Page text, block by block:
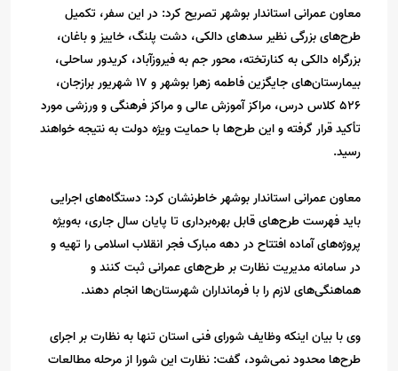
معاون عمرانی استاندار بوشهر تصریح کرد: در این سفر، تکمیل
طرح‌های بزرگی نظیر سدهای دالکی، دشت پلنگ، خاییز و باغان،
بزرگراه‌ دالکی به کنارتخته، محور جم به فیروزآباد، کریدور ساحلی،
بیمارستان‌های جایگزین فاطمه زهرا بوشهر و ۱۷ شهریور برازجان،
۵۲۶ کلاس درس، مراکز آموزش عالی و مراکز فرهنگی و ورزشی مورد
تأکید قرار گرفته و این طرح‌ها با حمایت ویژه دولت به نتیجه خواهند
رسید.
معاون عمرانی استاندار بوشهر خاطرنشان کرد: دستگاه‌های اجرایی
باید فهرست طرح‌های قابل بهره‌برداری تا پایان سال جاری، به‌ویژه
پروژه‌های آماده افتتاح در دهه مبارک فجر انقلاب اسلامی را تهیه و
در سامانه مدیریت نظارت بر طرح‌های عمرانی ثبت کنند و
هماهنگی‌های لازم را با فرمانداران شهرستان‌ها انجام دهند.
وی با بیان اینکه وظایف شورای فنی استان تنها به نظارت بر اجرای
طرح‌ها محدود نمی‌شود، گفت: نظارت این شورا از مرحله مطالعات